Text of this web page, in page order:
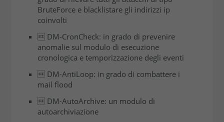
BruteForce e blacklistare gli indirizzi ip
coinvolti
 DM-CronCheck: in grado di prevenire
anomalie sul modulo di esecuzione
cronologica e temporizzazione degli eventi
 DM-AntiLoop: in grado di combattere i
mail ﬂood
 DM-AutoArchive: un modulo di
autoarchiviazione